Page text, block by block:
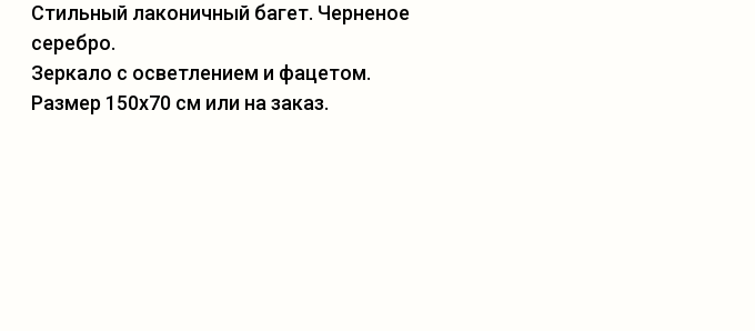
Стильный лаконичный багет. Черненое
серебро.
Зеркало с осветлением и фацетом.
Размер 150х70 см или на заказ.